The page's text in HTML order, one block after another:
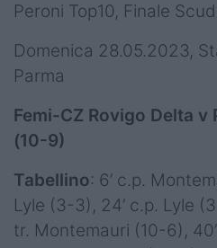
Peroni Top10, Finale
Domenica 28.05.2023,
Parma
Femi-CZ Rovigo Delta v
(10-9)
Tabellino: 6’ c.p.
Lyle (3-3), 24’ c.p. Lyle
tr. Montemauri (10-6),